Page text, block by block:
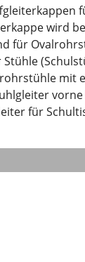
wird
für
mit
für